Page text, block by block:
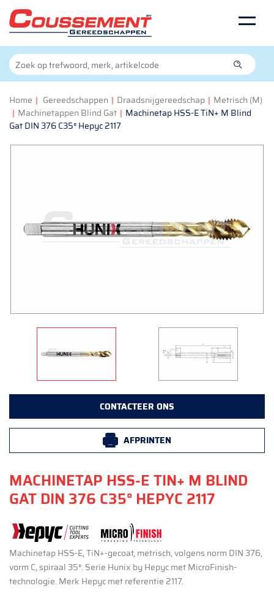
Home | Gereedschappen | Draadsnijgereedschap | Metrisch (M)
| Machinetappen Blind Gat | Machinetap HSS-E TiN+ M Blind
Gat DIN 376 C35° Hepyc 2117
CONTACTEER ONS
AFPRINTEN
MACHINETAP HSS-E TIN+ M BLIND
GAT DIN 376 C35° HEPYC 2117
Machinetap HSS-E, TiN+-gecoat, metrisch, volgens norm DIN 376,
vorm C, spiraal 35°. Serie Hunix by Hepyc met MicroFinish-
technologie. Merk Hepyc met referentie 2117.